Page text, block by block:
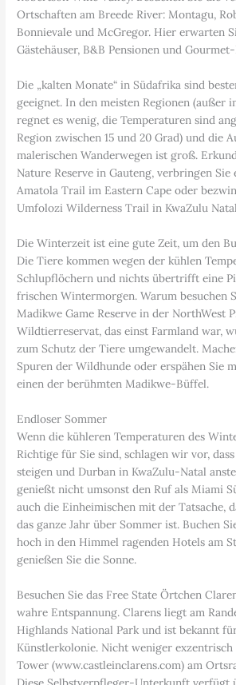
Ortschaften am Breede River: Montagu,
Bonnievale und McGregor. Hier erwarten
Gästehäuser, B&B Pensionen und
Die „kalten Monate“ in Südafrika sind
geeignet. In den meisten Regionen (außer
regnet es wenig, die Temperaturen sind
Region zwischen 15 und 20 Grad) und die
malerischen Wanderwegen ist groß.
Nature Reserve in Gauteng, verbringen Sie
Amatola Trail im Eastern Cape oder
Umfolozi Wilderness Trail in KwaZulu
Die Winterzeit ist eine gute Zeit, um den
Die Tiere kommen wegen der kühlen
Schlupflöchern und nichts übertrifft eine
frischen Wintermorgen. Warum besuchen
Madikwe Game Reserve in der NorthWest
Wildtierreservat, das einst Farmland war,
zum Schutz der Tiere umgewandelt.
Spuren der Wildhunde oder erspähen Sie
einen der berühmten Madikwe-Büffel.
Endloser Sommer
Wenn die kühleren Temperaturen des
Richtige für Sie sind, schlagen wir vor,
steigen und Durban in KwaZulu-Natal
genießt nicht umsonst den Ruf als Miami
auch die Einheimischen mit der Tatsache,
das ganze Jahr über Sommer ist. Buchen
hoch in den Himmel ragenden Hotels am
genießen Sie die Sonne.
Besuchen Sie das Free State Örtchen
wahre Entspannung. Clarens liegt am
Highlands National Park und ist bekannt
Künstlerkolonie. Nicht weniger exzentrisch
Tower (www.castleinclarens.com) am